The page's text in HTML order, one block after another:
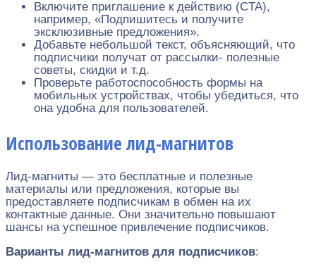
Включите приглашение к действию (CTA),
например, «Подпишитесь и получите
эксклюзивные предложения».
Добавьте небольшой текст, объясняющий, что
подписчики получат от рассылки- полезные
советы, скидки и т.д.
Проверьте работоспособность формы на
мобильных устройствах, чтобы убедиться, что
она удобна для пользователей.
Использование лид-магнитов
Лид-магниты — это бесплатные и полезные
материалы или предложения, которые вы
предоставляете подписчикам в обмен на их
контактные данные. Они значительно повышают
шансы на успешное привлечение подписчиков.
Варианты лид-магнитов для подписчиков: